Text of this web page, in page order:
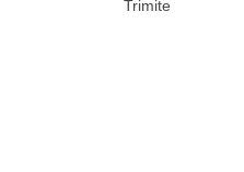
Trimite